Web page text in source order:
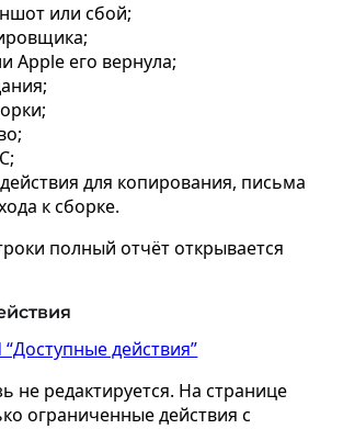
или сбой;
Apple его вернула;
для копирования, письма
к сборке.
полный отчёт открывается
действия”
не редактируется. На странице
ограниченные действия с